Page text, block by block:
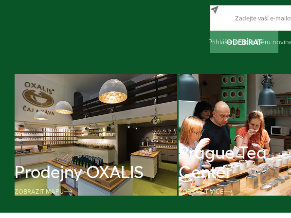
ODEBÍRAT
Přihlášením k odběru
Prodejny OXALIS
ZOBRAZIT MAPU
Prague Tea
Center
ZOBRAZIT VÍCE